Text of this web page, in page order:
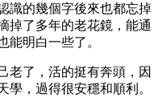
識的幾個字後來也都忘掉
掉了多年的老花鏡，能通
能明白一些了。
老了，活的挺有奔頭，因
學，過得很安穩和順利。